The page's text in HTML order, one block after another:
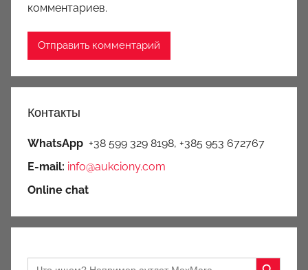
комментариев.
Контакты
WhatsApp +38 599 329 8198, +385 953 672767
E-mail: info@aukciony.com
Online chat
Search
Search Button